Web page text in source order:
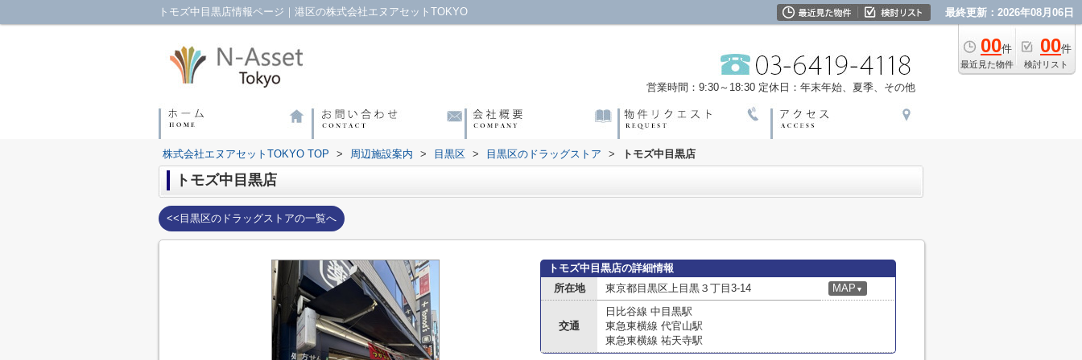
トモズ中目黒店情報ページ｜港区の株式会社エヌアセットTOKYO 最終更新：2026年08月06日
00件
最近見た物件
00件
検討リスト
営業時間：9:30～18:30 定休日：年末年始、夏季、その他
株式会社エヌアセットTOKYO TOP > 周辺施設案内 > 目黒区 > 目黒区のドラッグストア > トモズ中目黒店
トモズ中目黒店
<<目黒区のドラッグストアの一覧へ
トモズ中目黒店の詳細情報
所在地
東京都目黒区上目黒３丁目3-14 MAP ▼
交通
日比谷線 中目黒駅
東急東横線 代官山駅
東急東横線 祐天寺駅